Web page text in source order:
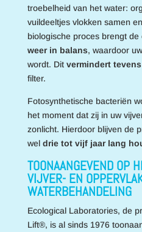
troebelheid van het water:
vuildeeltjes vlokken samen
biologische proces brengt de
weer in balans, waardoor
wordt. Dit vermindert
filter.
Fotosynthetische bacteriën
het moment dat zij in uw
zonlicht. Hierdoor blijven de
wel drie tot vijf jaar lang
TOONAANGEVEND OP
VIJVER- EN
WATERBEHANDELING
Ecological Laboratories, de
Lift®, is al sinds 1976